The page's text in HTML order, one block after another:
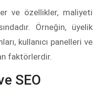
ve özellikler, maliyeti
Örneğin, üyelik
kullanıcı panelleri ve
faktörlerdir.
SEO